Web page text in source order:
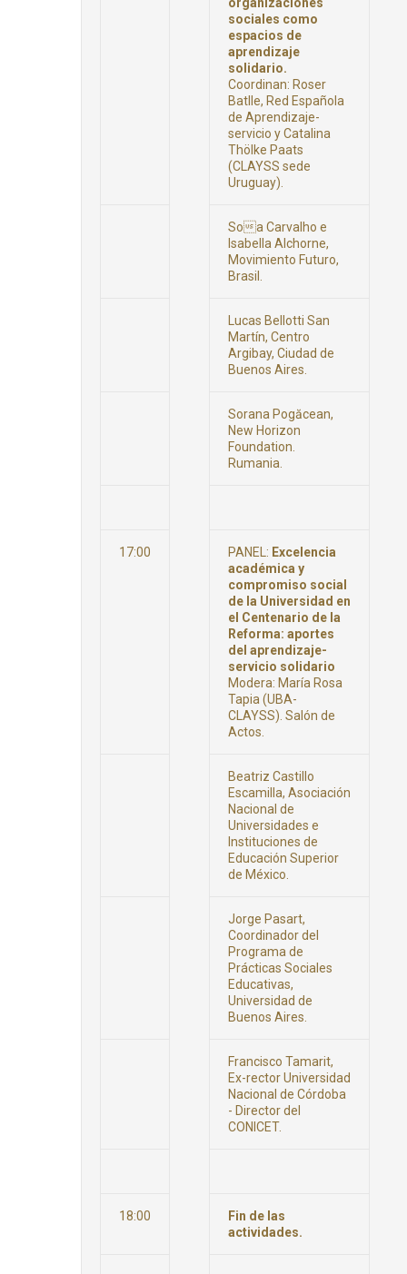
sociales como
espacios de
aprendizaje
solidario.
Coordinan: Roser
Batlle, Red Española
de Aprendizaje-
servicio y Catalina
Thölke Paats
(CLAYSS sede
Uruguay).
Soa Carvalho e
Isabella Alchorne,
Movimiento Futuro,
Brasil.
Lucas Bellotti San
Martín, Centro
Argibay, Ciudad de
Buenos Aires.
Sorana Pogăcean,
New Horizon
Foundation.
Rumania.
17:00 PANEL: Excelencia
académica y
compromiso social
de la Universidad en
el Centenario de la
Reforma: aportes
del aprendizaje-
servicio solidario
Modera: María Rosa
Tapia (UBA-
CLAYSS). Salón de
Actos.
Beatriz Castillo
Escamilla, Asociación
Nacional de
Universidades e
Instituciones de
Educación Superior
de México.
Jorge Pasart,
Coordinador del
Programa de
Prácticas Sociales
Educativas,
Universidad de
Buenos Aires.
Francisco Tamarit,
Ex-rector Universidad
Nacional de Córdoba
- Director del
CONICET.
18:00
Fin de las
actividades.